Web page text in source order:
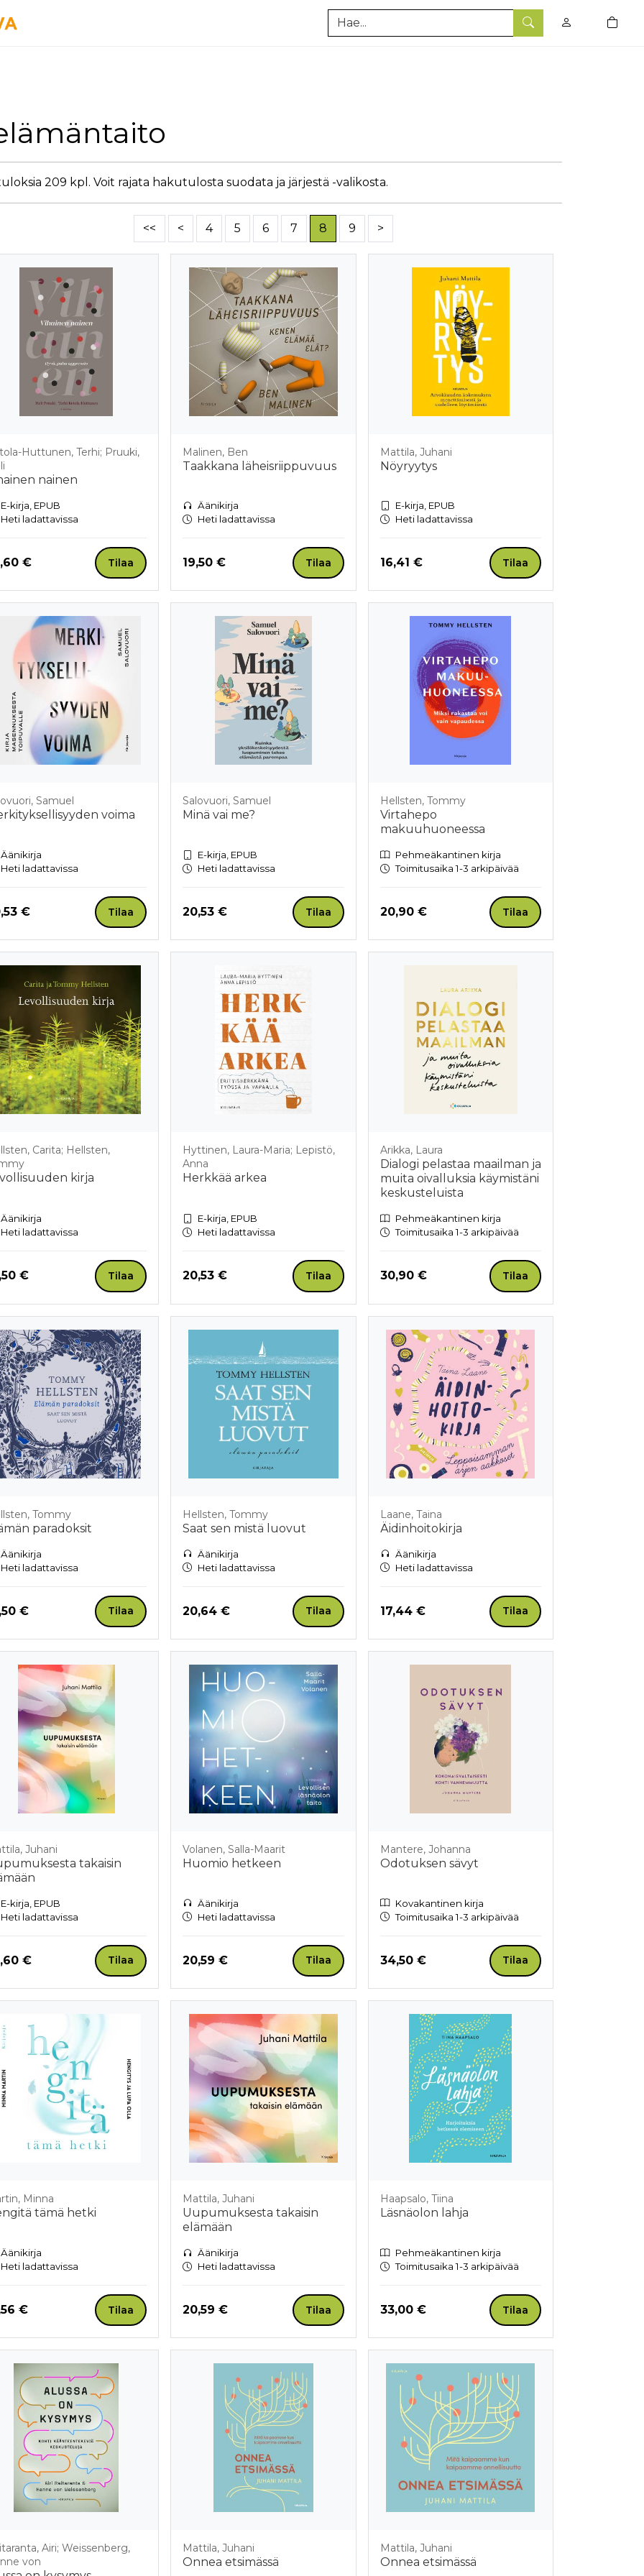
Hae
0
209 kpl. Voit rajata hakutulosta suodata ja järjestä -valikosta.
<< < 4 5 6 7 8 9 >
Huttunen, Terhi; Pruuki,
nainen
E-kirja, EPUB
Heti ladattavissa
nyt
€ Tilaa
Malinen, Ben
Taakkana läheisriippuvuus
Äänikirja
Heti ladattavissa
Hinta nyt
19,50 € Tilaa
Mattila, Juhani
Nöyryytys
E-kirja, EPUB
Heti ladattavissa
Hinta nyt
16,41 € Tilaa
Samuel
voima
Äänikirja
Heti ladattavissa
nyt
€ Tilaa
Salovuori, Samuel
Minä vai me?
E-kirja, EPUB
Heti ladattavissa
Hinta nyt
20,53 € Tilaa
Hellsten, Tommy
Virtahepo
makuuhuoneessa
Pehmeäkantinen kirja
Toimitusaika 1-3 arkipäivää
Hinta nyt
20,90 € Tilaa
Carita; Hellsten,
kirja
Äänikirja
Heti ladattavissa
nyt
€ Tilaa
Hyttinen, Laura-Maria; Lepistö,
Anna
Herkkää arkea
E-kirja, EPUB
Heti ladattavissa
Hinta nyt
20,53 € Tilaa
Arikka, Laura
Dialogi pelastaa maailman ja
muita oivalluksia käymistäni
keskusteluista
Pehmeäkantinen kirja
Toimitusaika 1-3 arkipäivää
Hinta nyt
30,90 € Tilaa
Tommy
paradoksit
Äänikirja
Heti ladattavissa
nyt
€ Tilaa
Hellsten, Tommy
Saat sen mistä luovut
Äänikirja
Heti ladattavissa
Hinta nyt
20,64 € Tilaa
Laane, Taina
Äidinhoitokirja
Äänikirja
Heti ladattavissa
Hinta nyt
17,44 € Tilaa
Juhani
takaisin
E-kirja, EPUB
Heti ladattavissa
nyt
€ Tilaa
Volanen, Salla-Maarit
Huomio hetkeen
Äänikirja
Heti ladattavissa
Hinta nyt
20,59 € Tilaa
Mantere, Johanna
Odotuksen sävyt
Kovakantinen kirja
Toimitusaika 1-3 arkipäivää
Hinta nyt
34,50 € Tilaa
Minna
tämä hetki
Äänikirja
Heti ladattavissa
nyt
€ Tilaa
Mattila, Juhani
Uupumuksesta takaisin
elämään
Äänikirja
Heti ladattavissa
Hinta nyt
20,59 € Tilaa
Haapsalo, Tiina
Läsnäolon lahja
Pehmeäkantinen kirja
Toimitusaika 1-3 arkipäivää
Hinta nyt
33,00 € Tilaa
Airi; Weissenberg,
von
Mattila, Juhani
Onnea etsimässä
Mattila, Juhani
Onnea etsimässä